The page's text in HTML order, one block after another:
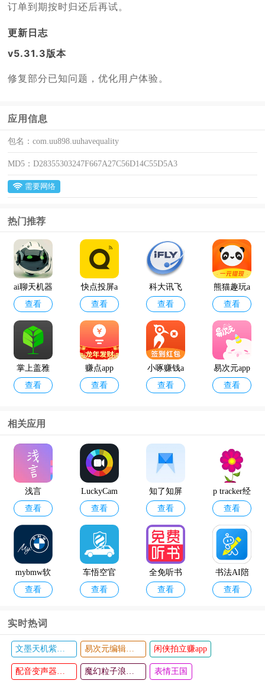
订单到期按时归还后再试。
更新日志
v5.31.3版本
修复部分已知问题，优化用户体验。
应用信息
包名：com.uu898.uuhavequality
MD5：D28355303247F667A27C56D14C55D5A3
需要网络
热门推荐
ai聊天机器
人
查看
快点投屏a
pp
查看
科大讯飞
语音引擎
最新版
查看
熊猫趣玩a
pp官方版
查看
掌上盖雅
考勤app官
查看
赚点app
查看
小啄赚钱a
pp
查看
易次元app
查看
12398能源
监管热线a
pp官方版
查看
geektyper
模拟黑客
软件手机
版
查看
相关应用
浅言
查看
LuckyCam
查看
知了知屏
电视版
查看
p tracker经
期跟踪器
精简版
查看
mybmw软
件
查看
车悟空官
方app软件
查看
全免听书
大全app
查看
书法AI陪
练最新版
查看
考研单词
君软件
查看
僵尸前线3
D华为版
查看
实时热词
文墨天机紫薇斗数app 易次元编辑器手机版 闲侠拍立赚app
配音变声器手机版 魔幻粒子浪漫表白 表情王国